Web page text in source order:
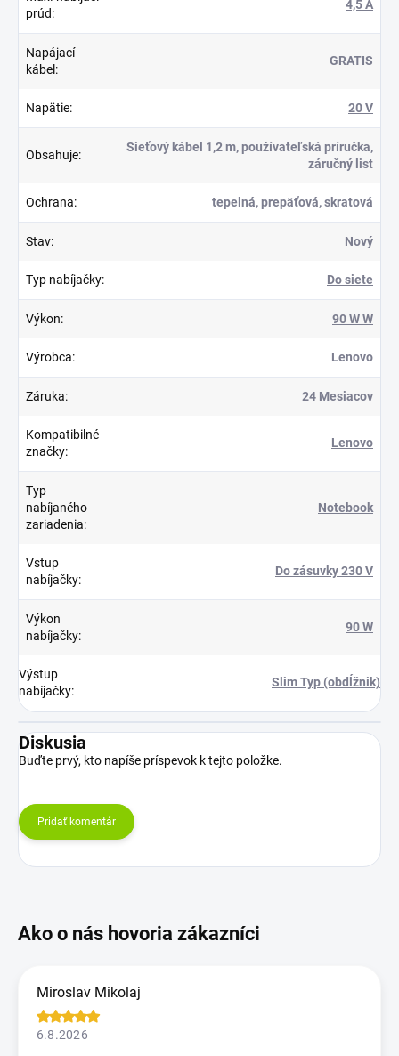
prúd:
4,5 A
Napájací
kábel :
GRATIS
Napätie: 20 V
Obsahuje:
Sieťový kábel 1,2 m, používateľská príručka,
záručný list
Ochrana: tepelná, prepäťová, skratová
Stav: Nový
Typ nabíjačky: Do siete
Výkon: 90 W W
Výrobca: Lenovo
Záruka: 24 Mesiacov
Kompatibilné
značky:
Lenovo
Typ
nabíjaného
zariadenia:
Notebook
Vstup
nabíjačky:
Do zásuvky 230 V
Výkon
nabíjačky:
90 W
Výstup
nabíjačky:
Slim Typ (obdĺžnik)
Diskusia
Buďte prvý, kto napíše príspevok k tejto položke.
Pridať komentár
Miroslav Mikolaj
6.8.2026